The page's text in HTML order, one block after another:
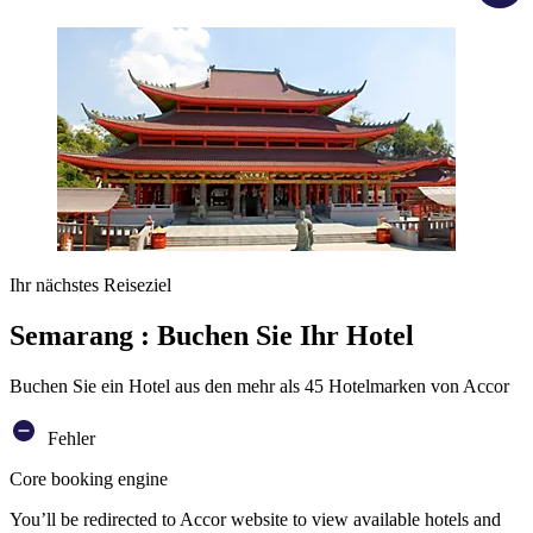
Ihr nächstes Reiseziel
Semarang : Buchen Sie Ihr Hotel
Buchen Sie ein Hotel aus den mehr als 45 Hotelmarken von Accor
Fehler
Core booking engine
You’ll be redirected to Accor website to view available hotels and